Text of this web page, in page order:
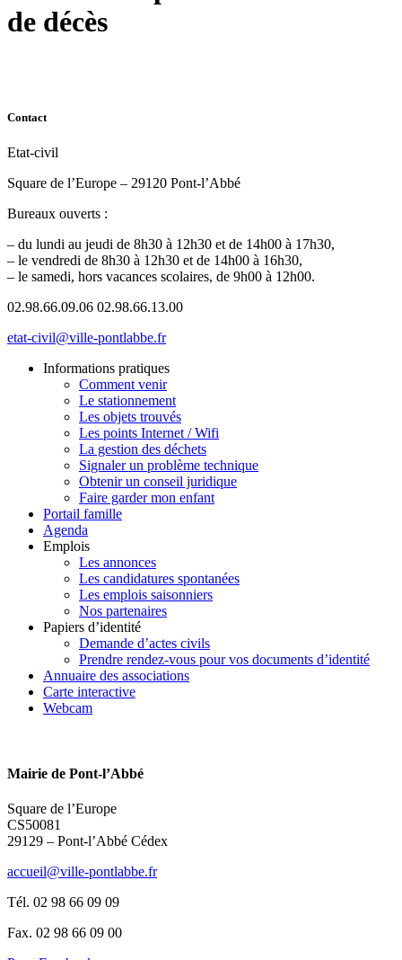
de décès
Contact
Etat-civil
Square de l’Europe – 29120 Pont-l’Abbé
Bureaux ouverts :
– du lundi au jeudi de 8h30 à 12h30 et de 14h00 à 17h30,
– le vendredi de 8h30 à 12h30 et de 14h00 à 16h30,
– le samedi, hors vacances scolaires, de 9h00 à 12h00.
02.98.66.09.06 02.98.66.13.00
etat-civil@ville-pontlabbe.fr
Informations pratiques
Comment venir
Le stationnement
Les objets trouvés
Les points Internet / Wifi
La gestion des déchets
Signaler un problème technique
Obtenir un conseil juridique
Faire garder mon enfant
Portail famille
Agenda
Emplois
Les annonces
Les candidatures spontanées
Les emplois saisonniers
Nos partenaires
Papiers d’identité
Demande d’actes civils
Prendre rendez-vous pour vos documents d’identité
Annuaire des associations
Carte interactive
Webcam
Mairie de Pont-l’Abbé
Square de l’Europe
CS50081
29129 – Pont-l’Abbé Cédex
accueil@ville-pontlabbe.fr
Tél. 02 98 66 09 09
Fax. 02 98 66 09 00